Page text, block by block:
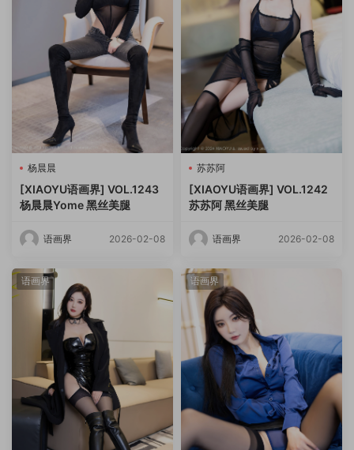
杨晨晨
[XIAOYU语画界] VOL.1243
杨晨晨Yome 黑丝美腿
语画界 2026-02-08
苏苏阿
[XIAOYU语画界] VOL.1242
苏苏阿 黑丝美腿
语画界 2026-02-08
语画界 语画界